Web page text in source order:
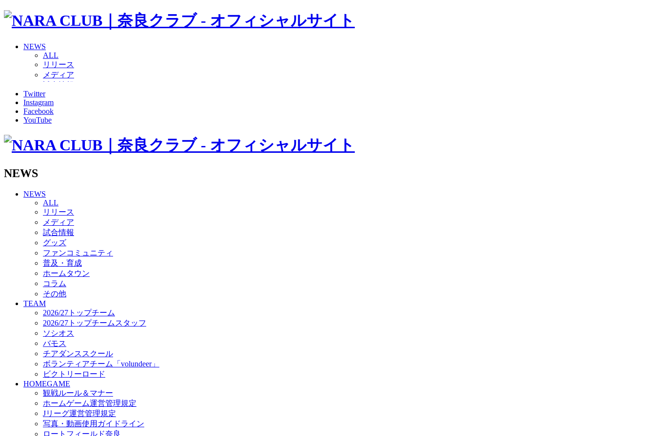
NEWS
ALL
リリース
メディア
グッズ
ファンコミュニティ
普及・育成
ホームタウン
その他
バモス
チアダンススクール
ボランティアチーム「volundeer」
ビクトリーロード
HOMEGAME
観戦ルール＆マナー
ホームゲーム運営管理規定
Jリーグ運営管理規定
写真・動画使用ガイドライン
ロートフィールド奈良
SCHEDULE
2026/27
練習見学時のファンサービスについて
TICKET
奈良クラブ明治安田J3リーグ2026/27シーズン試合観戦チケット
奈良クラブ明治安田Ｊ3リーグ 2026/27シーズン「鹿パス」
観戦ルール＆マナー
FANCOMMUNITY
2026/27ファンコミュニティ
サポートショップ
GOODS
オフィシャルストア（実店舗）
オンラインストア
ACADEMY
アカデミーについて
Twitter
Instagram
Facebook
YouTube
NEWS
NEWS
ALL
リリース
メディア
試合情報
グッズ
ファンコミュニティ
普及・育成
ホームタウン
コラム
その他
TEAM
2026/27トップチーム
2026/27トップチームスタッフ
ソシオス
バモス
チアダンススクール
ボランティアチーム「volundeer」
ビクトリーロード
HOMEGAME
観戦ルール＆マナー
ホームゲーム運営管理規定
Jリーグ運営管理規定
写真・動画使用ガイドライン
ロートフィールド奈良